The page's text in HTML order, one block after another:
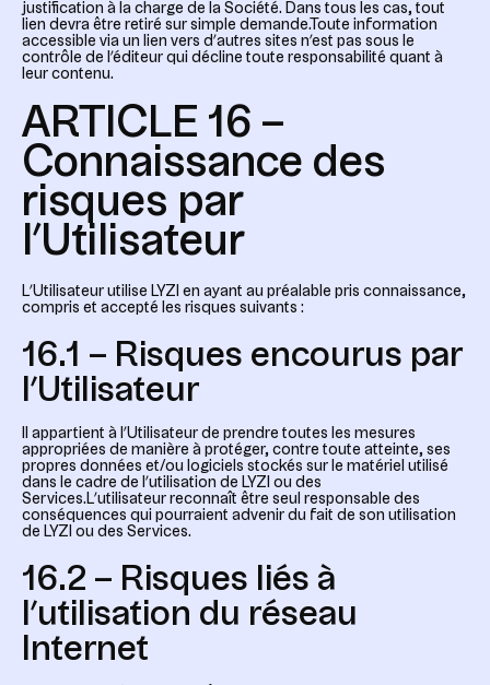
justification à la charge de la Société. Dans tous les cas, tout
lien devra être retiré sur simple demande.Toute information
accessible via un lien vers d’autres sites n’est pas sous le
contrôle de l’éditeur qui décline toute responsabilité quant à
leur contenu.
ARTICLE 16 –
Connaissance des
risques par
l’Utilisateur
L’Utilisateur utilise LYZI en ayant au préalable pris connaissance,
compris et accepté les risques suivants :
16.1 – Risques encourus par
l’Utilisateur
Il appartient à l’Utilisateur de prendre toutes les mesures
appropriées de manière à protéger, contre toute atteinte, ses
propres données et/ou logiciels stockés sur le matériel utilisé
dans le cadre de l’utilisation de LYZI ou des
Services.L’utilisateur reconnaît être seul responsable des
conséquences qui pourraient advenir du fait de son utilisation
de LYZI ou des Services.
16.2 – Risques liés à
l’utilisation du réseau
Internet